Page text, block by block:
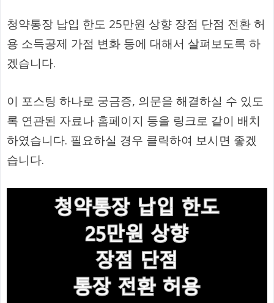
청약통장 납입 한도 25만원 상향 장점 단점 전환 허
용 소득공제 가점 변화 등에 대해서 살펴보도록 하
겠습니다.
이 포스팅 하나로 궁금증, 의문을 해결하실 수 있도
록 연관된 자료나 홈페이지 등을 링크로 같이 배치
하였습니다. 필요하실 경우 클릭하여 보시면 좋겠
습니다.